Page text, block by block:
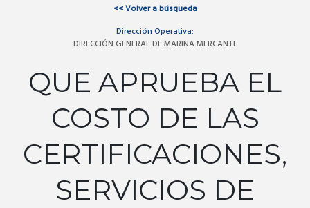
<<Volver a búsqueda
Dirección Operativa:
DIRECCIÓN GENERAL DE MARINA MERCANTE
QUE APRUEBA EL
COSTO DE LAS
CERTIFICACIONES,
SERVICIOS DE